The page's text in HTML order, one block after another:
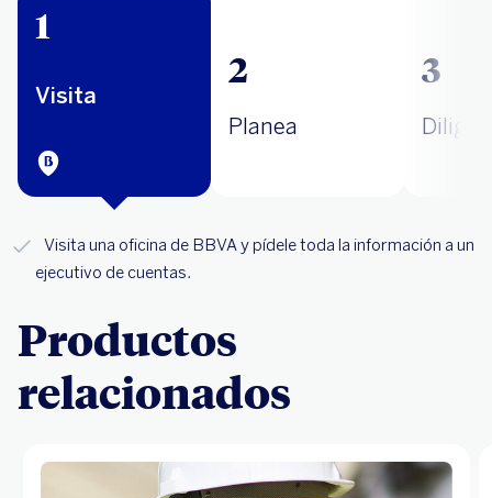
1
Visita
2
Planea
3
Visita una oficina de BBVA y pídele toda la información a un
ejecutivo de cuentas.
Productos
relacionados